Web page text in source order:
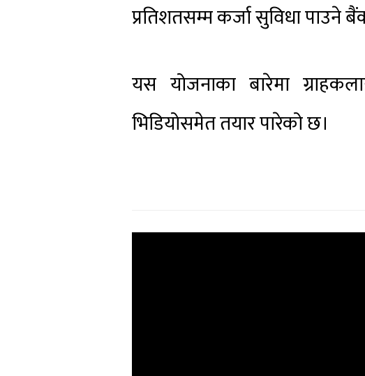
प्रतिशतसम्म कर्जा सुविधा पाउने
यस योजनाका बारेमा
भिडियोसमेत तयार पारेको छ।